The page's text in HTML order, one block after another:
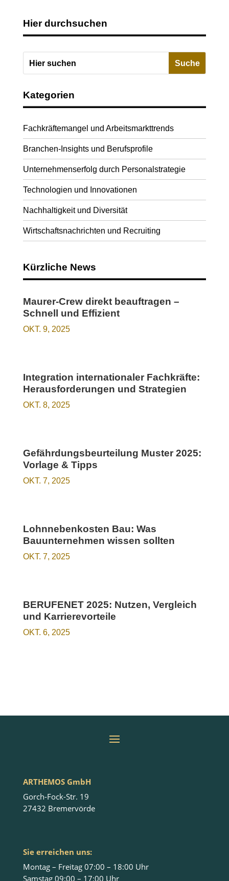
Hier durchsuchen
Kategorien
Fachkräftemangel und Arbeitsmarkttrends
Branchen-Insights und Berufsprofile
Unternehmenserfolg durch Personalstrategie
Technologien und Innovationen
Nachhaltigkeit und Diversität
Wirtschaftsnachrichten und Recruiting
Kürzliche News
Maurer-Crew direkt beauftragen –
Schnell und Effizient
OKT. 9, 2025
Integration internationaler Fachkräfte:
Herausforderungen und Strategien
OKT. 8, 2025
Gefährdungsbeurteilung Muster 2025:
Vorlage & Tipps
OKT. 7, 2025
Lohnnebenkosten Bau: Was
Bauunternehmen wissen sollten
OKT. 7, 2025
BERUFENET 2025: Nutzen, Vergleich
und Karrierevorteile
OKT. 6, 2025
ARTHEMOS GmbH
Gorch-Fock-Str. 19
27432 Bremervörde
Sie erreichen uns:
Montag – Freitag 07:00 – 18:00 Uhr
Samstag 09:00 – 17:00 Uhr